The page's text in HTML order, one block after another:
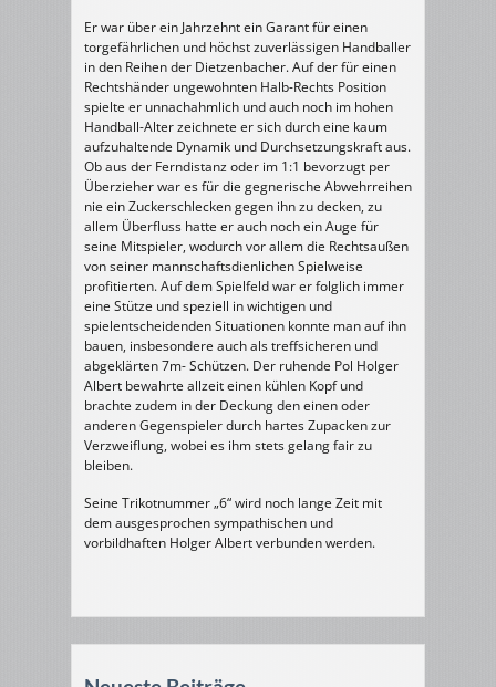
Er war über ein Jahrzehnt ein Garant für einen
torgefährlichen und höchst zuverlässigen Handballer
in den Reihen der Dietzenbacher. Auf der für einen
Rechtshänder ungewohnten Halb-Rechts Position
spielte er unnachahmlich und auch noch im hohen
Handball-Alter zeichnete er sich durch eine kaum
aufzuhaltende Dynamik und Durchsetzungskraft aus.
Ob aus der Ferndistanz oder im 1:1 bevorzugt per
Überzieher war es für die gegnerische Abwehrreihen
nie ein Zuckerschlecken gegen ihn zu decken, zu
allem Überfluss hatte er auch noch ein Auge für
seine Mitspieler, wodurch vor allem die Rechtsaußen
von seiner mannschaftsdienlichen Spielweise
profitierten. Auf dem Spielfeld war er folglich immer
eine Stütze und speziell in wichtigen und
spielentscheidenden Situationen konnte man auf ihn
bauen, insbesondere auch als treffsicheren und
abgeklärten 7m- Schützen. Der ruhende Pol Holger
Albert bewahrte allzeit einen kühlen Kopf und
brachte zudem in der Deckung den einen oder
anderen Gegenspieler durch hartes Zupacken zur
Verzweiflung, wobei es ihm stets gelang fair zu
bleiben.
Seine Trikotnummer „6“ wird noch lange Zeit mit
dem ausgesprochen sympathischen und
vorbildhaften Holger Albert verbunden werden.